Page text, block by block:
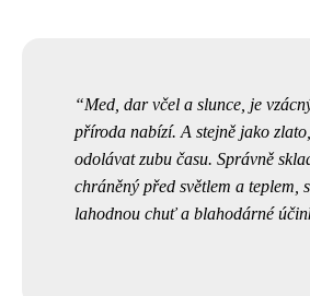
Med, dar včel a slunce, je
příroda nabízí. A stejně jako
odolávat zubu času. Správně
chráněný před světlem a teplem,
lahodnou chuť a blahodárné